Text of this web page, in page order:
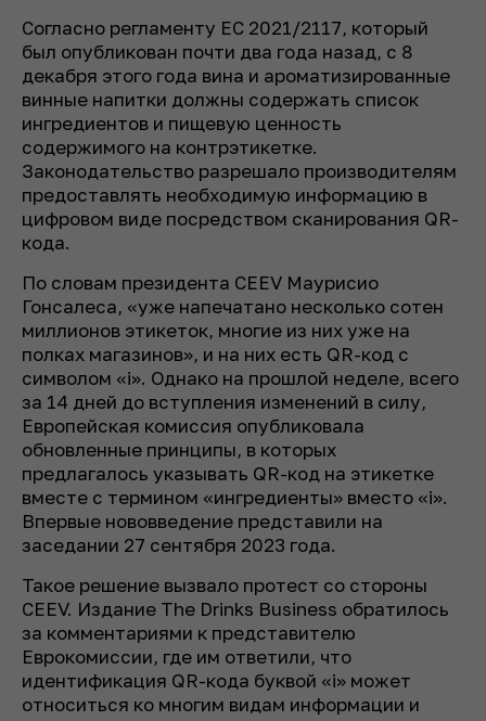
Согласно регламенту ЕС 2021/2117, который
был опубликован почти два года назад, с 8
декабря этого года вина и ароматизированные
винные напитки должны содержать список
ингредиентов и пищевую ценность
содержимого на контрэтикетке.
Законодательство разрешало производителям
предоставлять необходимую информацию в
цифровом виде посредством сканирования QR-
кода.
По словам президента CEEV Маурисио
Гонсалеса, «уже напечатано несколько сотен
миллионов этикеток, многие из них уже на
полках магазинов», и на них есть QR-код с
символом «i». Однако на прошлой неделе, всего
за 14 дней до вступления изменений в силу,
Европейская комиссия опубликовала
обновленные принципы, в которых
предлагалось указывать QR-код на этикетке
вместе с термином «ингредиенты» вместо «i».
Впервые нововведение представили на
заседании 27 сентября 2023 года.
Такое решение вызвало протест со стороны
CEEV. Издание The Drinks Business обратилось
за комментариями к представителю
Еврокомиссии, где им ответили, что
идентификация QR-кода буквой «i» может
относиться ко многим видам информации и